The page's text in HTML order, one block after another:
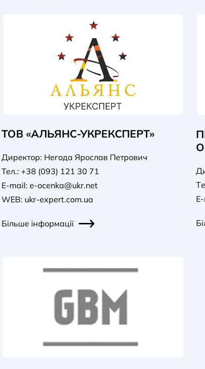
ТОВ «АЛЬЯНС-УКРЕКСПЕРТ»
Директор: Негода Ярослав Петрович
Тел.: +38 (093) 121 30 71
E-mail: e-ocenka@ukr.net
WEB: ukr-expert.com.ua
Більше інформації